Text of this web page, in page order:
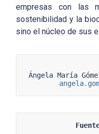
empresas con las
sostenibilidad y la
sino el núcleo de sus
Ángela María